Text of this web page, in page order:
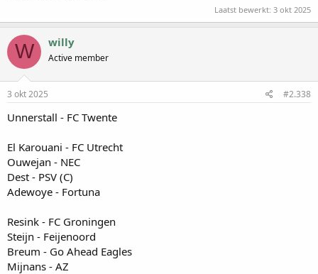
Laatst bewerkt: 3 okt 2025
W willy
Active member
3 okt 2025 #2.338
Unnerstall - FC Twente
El Karouani - FC Utrecht
Ouwejan - NEC
Dest - PSV (C)
Adewoye - Fortuna
Resink - FC Groningen
Steijn - Feijenoord
Breum - Go Ahead Eagles
Mijnans - AZ